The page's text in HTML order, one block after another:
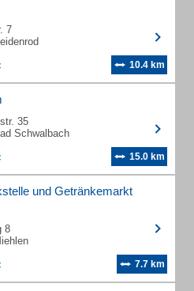
7
10.4 km
35
Schwalbach
15.0 km
und Getränkemarkt
8
7.7 km